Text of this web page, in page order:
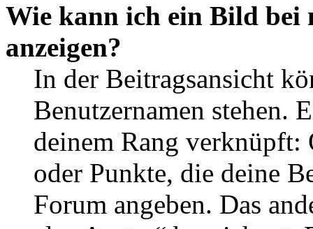
Wie kann ich ein Bild bei
anzeigen?
In der Beitragsansicht
Benutzernamen stehen.
deinem Rang verknüpft:
oder Punkte, die deine
Forum angeben. Das